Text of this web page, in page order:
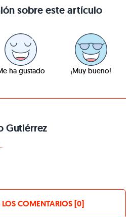
sobre este artículo
ha gustado ¡Muy bueno!
Gutiérrez
COMENTARIOS [0]